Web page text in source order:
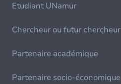
Etudiant UNamur
Chercheur ou futur chercheur
Partenaire académique
Partenaire socio-économique